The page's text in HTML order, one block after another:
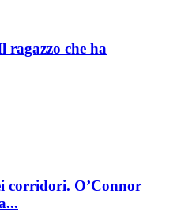
che ha
corridori. O’Connor